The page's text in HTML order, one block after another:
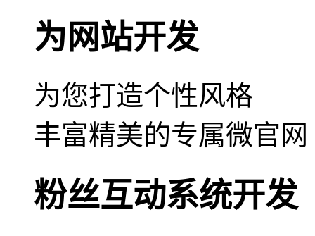
为网站开发
为您打造个性风格
丰富精美的专属微官网
粉丝互动系统开发